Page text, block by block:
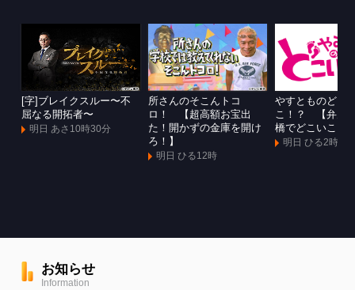
[字]ブレイクスルー〜不
屈なる開拓者〜
明日 あさ10時30分
所さんのそこんトコ
ロ！ 【超高額お宝出
た！開かずの金庫を開け
ろ！】
明日 ひる12時
やすとものどこ
こ！？ 【弁天
橋でどこいこ！
明日 ひる2時
お知らせ
Information